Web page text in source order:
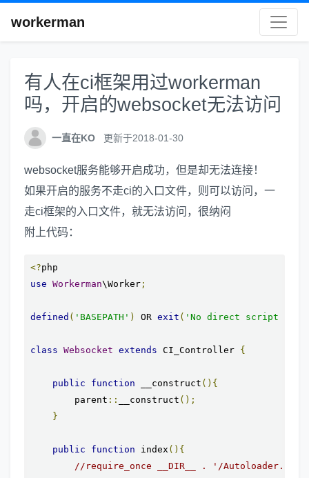
workerman
有人在ci框架用过workerman
吗，开启的websocket无法访问
一直在KO 更新于2018-01-30
websocket服务能够开启成功，但是却无法连接！
如果开启的服务不走ci的入口文件，则可以访问，一
走ci框架的入口文件，就无法访问，很纳闷
附上代码：
<?
use Workerman\Worker ;
defined ( 'BASEPATH' ) OR exit ( 'No direct script
class Websocket extends CI_Controller {
public function __construct (){
        parent
:: __construct ();
}
public function index (){
//require_once __DIR__ . '/